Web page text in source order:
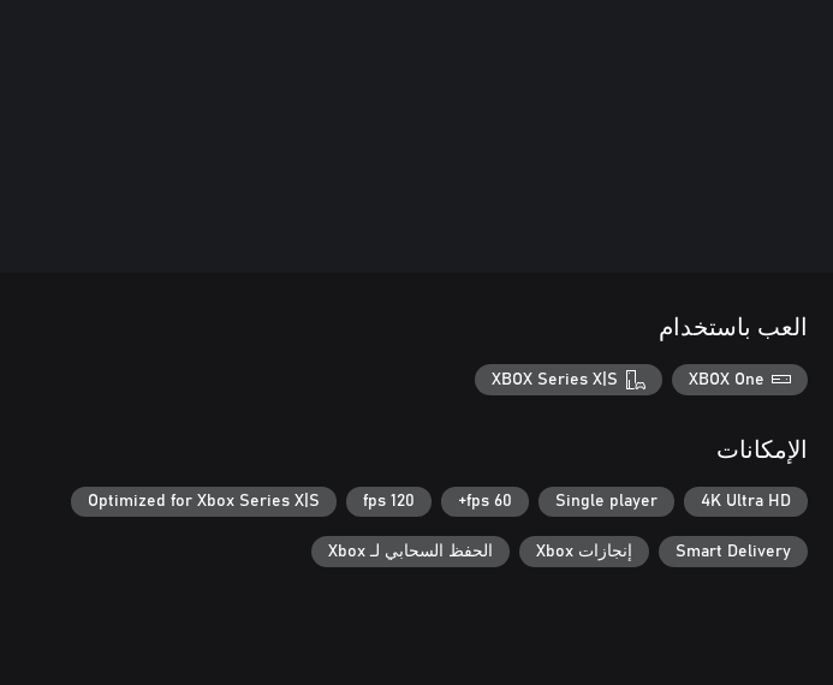
العب باستخدام
XBOX One
XBOX Series X|S
الإمكانات
4K Ultra HD
Single player
60 fps+
120 fps
Optimized for Xbox Series X|S
Smart Delivery إنجازات Xbox الحفظ السحابي لـ Xbox